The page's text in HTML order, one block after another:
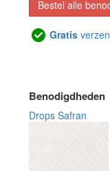
Bestel alle
Gratis
Benodigdheden
Drops Safran